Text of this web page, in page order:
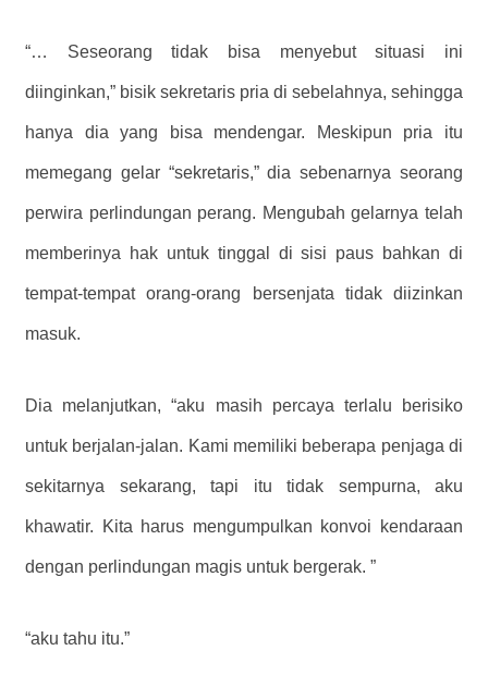
“… Seseorang tidak bisa menyebut situasi ini
diinginkan,” bisik sekretaris pria di sebelahnya, sehingga
hanya dia yang bisa mendengar. Meskipun pria itu
memegang gelar “sekretaris,” dia sebenarnya seorang
perwira perlindungan perang. Mengubah gelarnya telah
memberinya hak untuk tinggal di sisi paus bahkan di
tempat-tempat orang-orang bersenjata tidak diizinkan
masuk.
Dia melanjutkan, “aku masih percaya terlalu berisiko
untuk berjalan-jalan. Kami memiliki beberapa penjaga di
sekitarnya sekarang, tapi itu tidak sempurna, aku
khawatir. Kita harus mengumpulkan konvoi kendaraan
dengan perlindungan magis untuk bergerak. ”
“aku tahu itu.”